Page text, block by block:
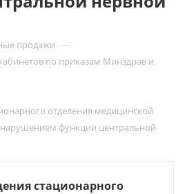
продажи —
по приказам Минздрав и
отделения медицинской
функции центральной
стационарного